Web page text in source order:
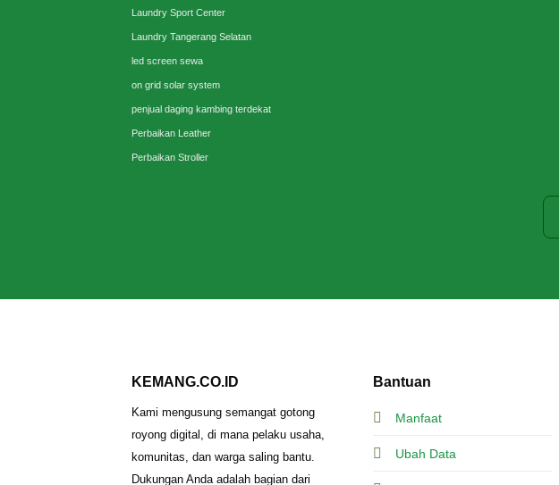
Laundry Sport Center
Laundry Tangerang Selatan
led screen sewa
on grid solar system
penjual daging kambing terdekat
Perbaikan Leather
Perbaikan Stroller
KEMANG.CO.ID
Kami mengusung semangat gotong
royong digital, di mana pelaku usaha,
komunitas, dan warga saling bantu.
Dukungan Anda adalah bagian dari
Bantuan
Manfaat
Ubah Data